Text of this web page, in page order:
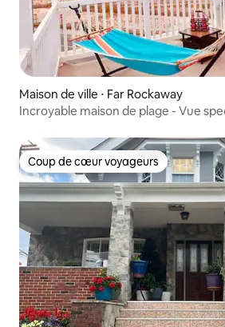
Maison de ville ⋅ Far Rockaway
Incroyable maison de plage - Vue
Coup de cœur voyageurs
Coup de cœur voyageurs